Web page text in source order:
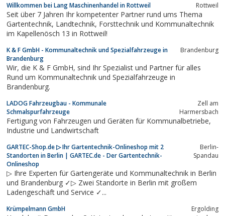
bis zur Schneeräumung im Winter. Ob Privatkunde, Gewerbe,
Gemeinde oder Kunden mit speziellen...
Willkommen bei Lang Maschinenhandel in Rottweil Rottweil
Seit über 7 Jahren Ihr kompetenter Partner rund ums Thema
Gartentechnik, Landtechnik, Forsttechnik und Kommunaltechnik
im Kapellenösch 13 in Rottweil!
K & F GmbH - Kommunaltechnik und Spezialfahrzeuge in
Brandenburg
Brandenburg
Wir, die K & F GmbH, sind Ihr Spezialist und Partner für alles
Rund um Kommunaltechnik und Spezialfahrzeuge in
Brandenburg.
LADOG Fahrzeugbau - Kommunale
Schmalspurfahrzeuge
Zell am
Harmersbach
Fertigung von Fahrzeugen und Geräten für Kommunalbetriebe,
Industrie und Landwirtschaft
GARTEC-Shop.de ▷ Ihr Gartentechnik-Onlineshop mit 2
Standorten in Berlin | GARTEC.de - Der Gartentechnik-
Onlineshop
Berlin-
Spandau
▷ Ihre Experten für Gartengeräte und Kommunaltechnik in Berlin
und Brandenburg ✓▷ Zwei Standorte in Berlin mit großem
Ladengeschäft und Service ✓...
Krümpelmann GmbH Ergolding